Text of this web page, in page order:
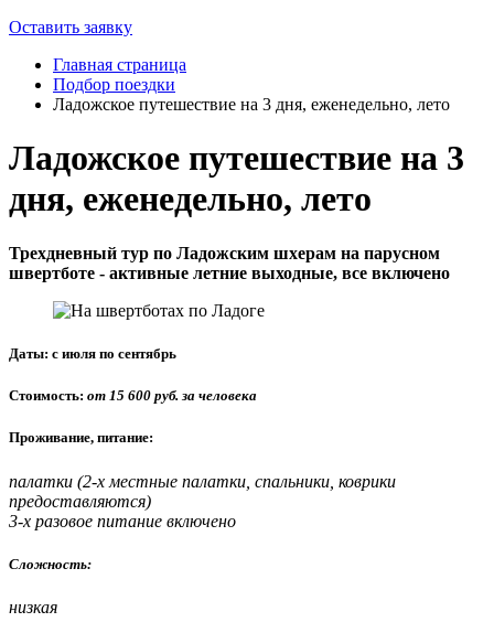
Оставить заявку
Главная страница
Подбор поездки
Ладожское путешествие на 3 дня, еженедельно, лето
Ладожское путешествие на 3
дня, еженедельно, лето
Трехдневный тур по Ладожским шхерам на парусном
швертботе - активные летние выходные, все включено
Даты: с июля по сентябрь
Стоимость: от 15 600 руб. за человека
Проживание, питание:
палатки (2-х местные палатки, спальники, коврики
предоставляются)
3-х разовое питание включено
Сложность:
низкая